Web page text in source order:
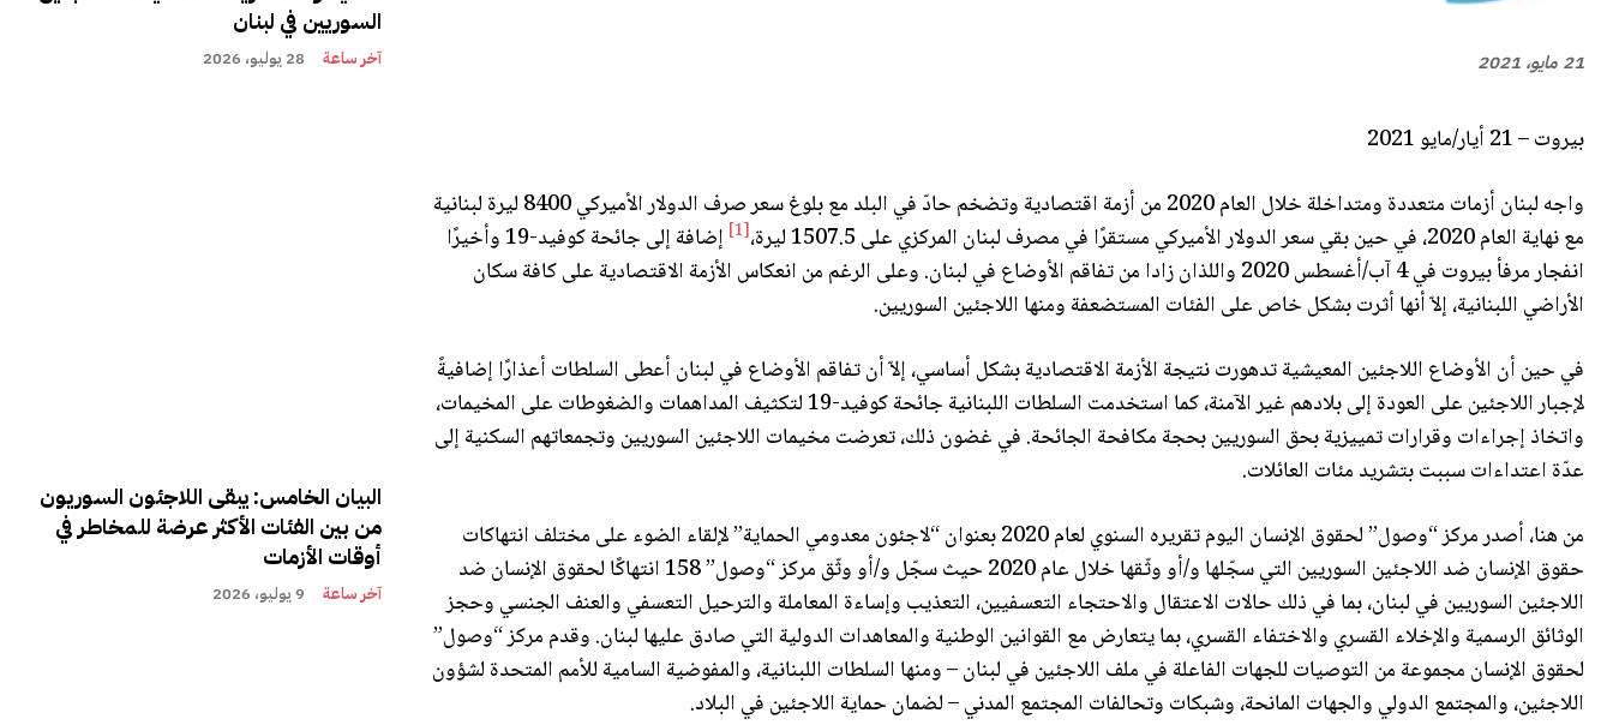
السوريين في لبنان
آخر ساعة 28 يوليو، 2026
البيان الخامس: يبقى اللاجئون السوريون
من بين الفئات الأكثر عرضة للمخاطر في
أوقات الأزمات
آخر ساعة 9 يوليو، 2026
21 مايو، 2021
بيروت – 21 أيار/مايو 2021
واجه لبنان أزمات متعددة ومتداخلة خلال العام 2020 من أزمة اقتصادية وتضخم حادّ في البلد مع بلوغ سعر صرف الدولار الأميركي 8400 ليرة لبنانية
مع نهاية العام 2020، في حين بقي سعر الدولار الأميركي مستقرًا في مصرف لبنان المركزي على 1507.5 ليرة،
[1]
إضافة إلى جائحة كوفيد-19 وأخيرًا
انفجار مرفأ بيروت في 4 آب/أغسطس 2020 واللذان زادا من تفاقم الأوضاع في لبنان. وعلى الرغم من انعكاس الأزمة الاقتصادية على كافة سكان
الأراضي اللبنانية، إلاّ أنها أثرت بشكل خاص على الفئات المستضعفة ومنها اللاجئين السوريين.
في حين أن الأوضاع اللاجئين المعيشية تدهورت نتيجة الأزمة الاقتصادية بشكل أساسي، إلاّ أن تفاقم الأوضاع في لبنان أعطى السلطات أعذارًا إضافيةً
لإجبار اللاجئين على العودة إلى بلادهم غير الآمنة، كما استخدمت السلطات اللبنانية جائحة كوفيد-19 لتكثيف المداهمات والضغوطات على المخيمات،
واتخاذ إجراءات وقرارات تمييزية بحق السوريين بحجة مكافحة الجائحة. في غضون ذلك، تعرضت مخيمات اللاجئين السوريين وتجمعاتهم السكنية إلى
عدّة اعتداءات سببت بتشريد مئات العائلات.
من هنا، أصدر مركز “وصول” لحقوق الإنسان اليوم تقريره السنوي لعام 2020 بعنوان “لاجئون معدومي الحماية” لإلقاء الضوء على مختلف انتهاكات
حقوق الإنسان ضد اللاجئين السوريين التي سجّلها و/أو وثّقها خلال عام 2020 حيث سجّل و/أو وثّق مركز “وصول” 158 انتهاكًا لحقوق الإنسان ضد
اللاجئين السوريين في لبنان، بما في ذلك حالات الاعتقال والاحتجاء التعسفيين، التعذيب وإساءة المعاملة والترحيل التعسفي والعنف الجنسي وحجز
الوثائق الرسمية والإخلاء القسري والاختفاء القسري، بما يتعارض مع القوانين الوطنية والمعاهدات الدولية التي صادق عليها لبنان. وقدم مركز “وصول”
لحقوق الإنسان مجموعة من التوصيات للجهات الفاعلة في ملف اللاجئين في لبنان – ومنها السلطات اللبنانية، والمفوضية السامية للأمم المتحدة لشؤون
اللاجئين، والمجتمع الدولي والجهات المانحة، وشبكات وتحالفات المجتمع المدني – لضمان حماية اللاجئين في البلاد.